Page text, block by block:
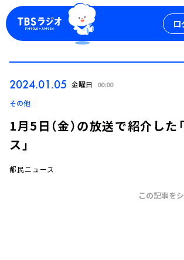
ロ
2024.01.05 金曜日 00:00
その他
1月5日（金）の放送で紹介した
ス」
都民ニュース
この記事を